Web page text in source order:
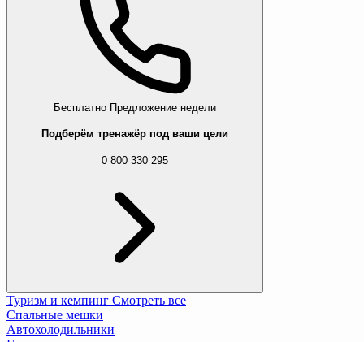
Бесплатно Предложение недели
Подберём тренажёр под ваши цели
0 800 330 295
Туризм и кемпинг Смотреть все
Спальные мешки
Автохолодильники